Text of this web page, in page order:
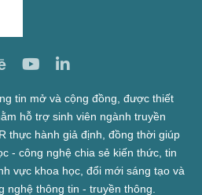
tin mở và cộng đồng, được thiết
hỗ trợ sinh viên ngành truyền
thực hành giả định, đồng thời giúp
- công nghệ chia sẻ kiến thức, tin
vực khoa học, đổi mới sáng tạo và
nghệ thông tin - truyền thông.